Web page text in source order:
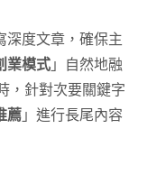
深度文章，確保主
業模式 」自然地融
，針對次要關鍵字
薦 」進行長尾內容